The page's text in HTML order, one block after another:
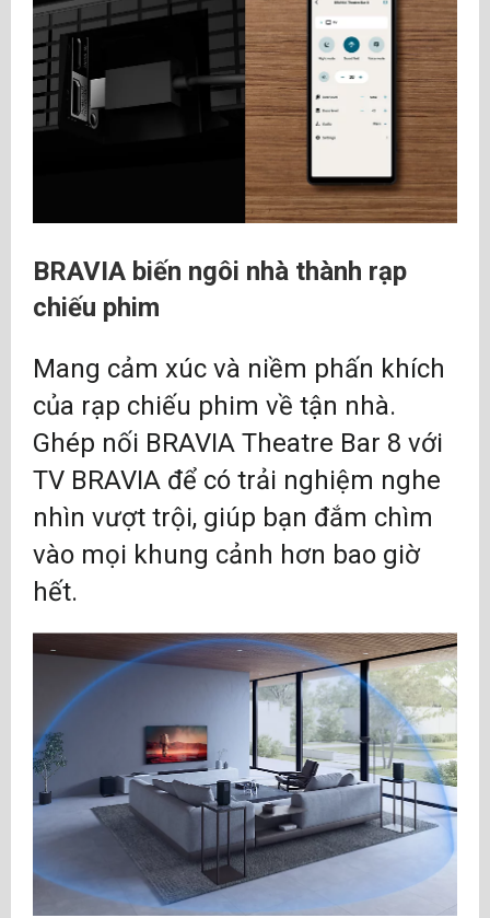
BRAVIA biến ngôi nhà thành rạp
chiếu phim
Mang cảm xúc và niềm phấn khích
của rạp chiếu phim về tận nhà.
Ghép nối BRAVIA Theatre Bar 8 với
TV BRAVIA để có trải nghiệm nghe
nhìn vượt trội, giúp bạn đắm chìm
vào mọi khung cảnh hơn bao giờ
hết.